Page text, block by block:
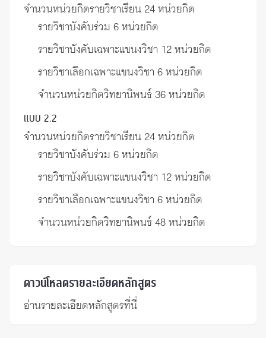
จำนวนหน่วยกิตรายวิชาเรียน 24 หน่วยกิต
รายวิชาบังคับร่วม 6 หน่วยกิต
รายวิชาบังคับเฉพาะแขนงวิชา 12 หน่วยกิต
รายวิชาเลือกเฉพาะแขนงวิชา 6 หน่วยกิต
จำนวนหน่วยกิตวิทยานิพนธ์ 36 หน่วยกิต
แบบ 2.2
จำนวนหน่วยกิตรายวิชาเรียน 24 หน่วยกิต
รายวิชาบังคับร่วม 6 หน่วยกิต
รายวิชาบังคับเฉพาะแขนงวิชา 12 หน่วยกิต
รายวิชาเลือกเฉพาะแขนงวิชา 6 หน่วยกิต
จำนวนหน่วยกิตวิทยานิพนธ์ 48 หน่วยกิต
ดาวน์โหลดรายละเอียดหลักสูตร
อ่านรายละเอียดหลักสูตรที่นี่